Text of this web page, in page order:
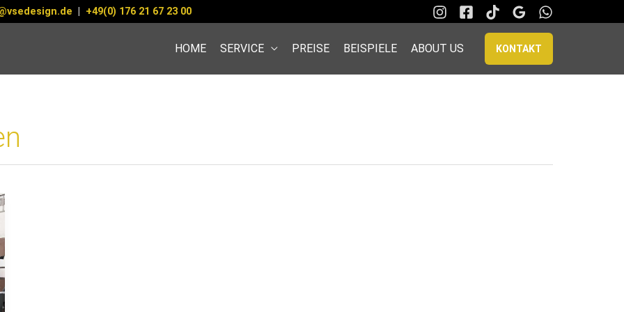
| +49(0) 176 21 67 23 00
HOME SERVICE PREISE BEISPIELE ABOUT US KONTAKT